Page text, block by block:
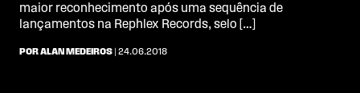
maior reconhecimento após uma sequência de
lançamentos na Rephlex Records, selo […]
POR ALAN MEDEIROS | 24.06.2018